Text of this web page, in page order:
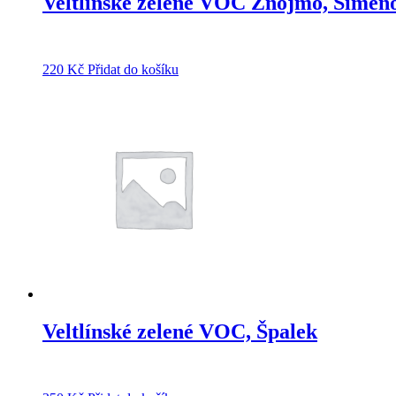
220 Kč Přidat do košíku
Veltlínské zelené VOC, Špalek